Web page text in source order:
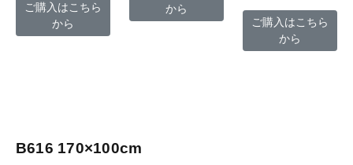
ご購入はこちら
から
から
ご購入はこちら
から
B616 170×100cm